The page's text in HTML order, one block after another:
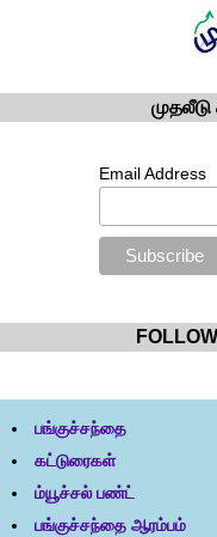
Email Address
பங்குச்சந்தை
கட்டுரைகள்
ம்யூச்சல் பண்ட்
பங்குச்சந்தை ஆரம்பம்